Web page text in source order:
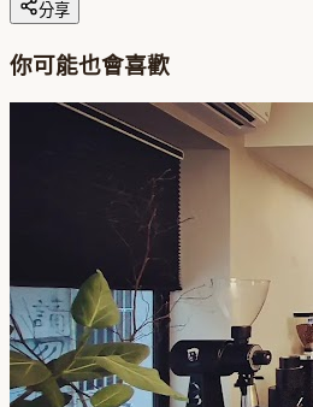
分享
你可能也會喜歡